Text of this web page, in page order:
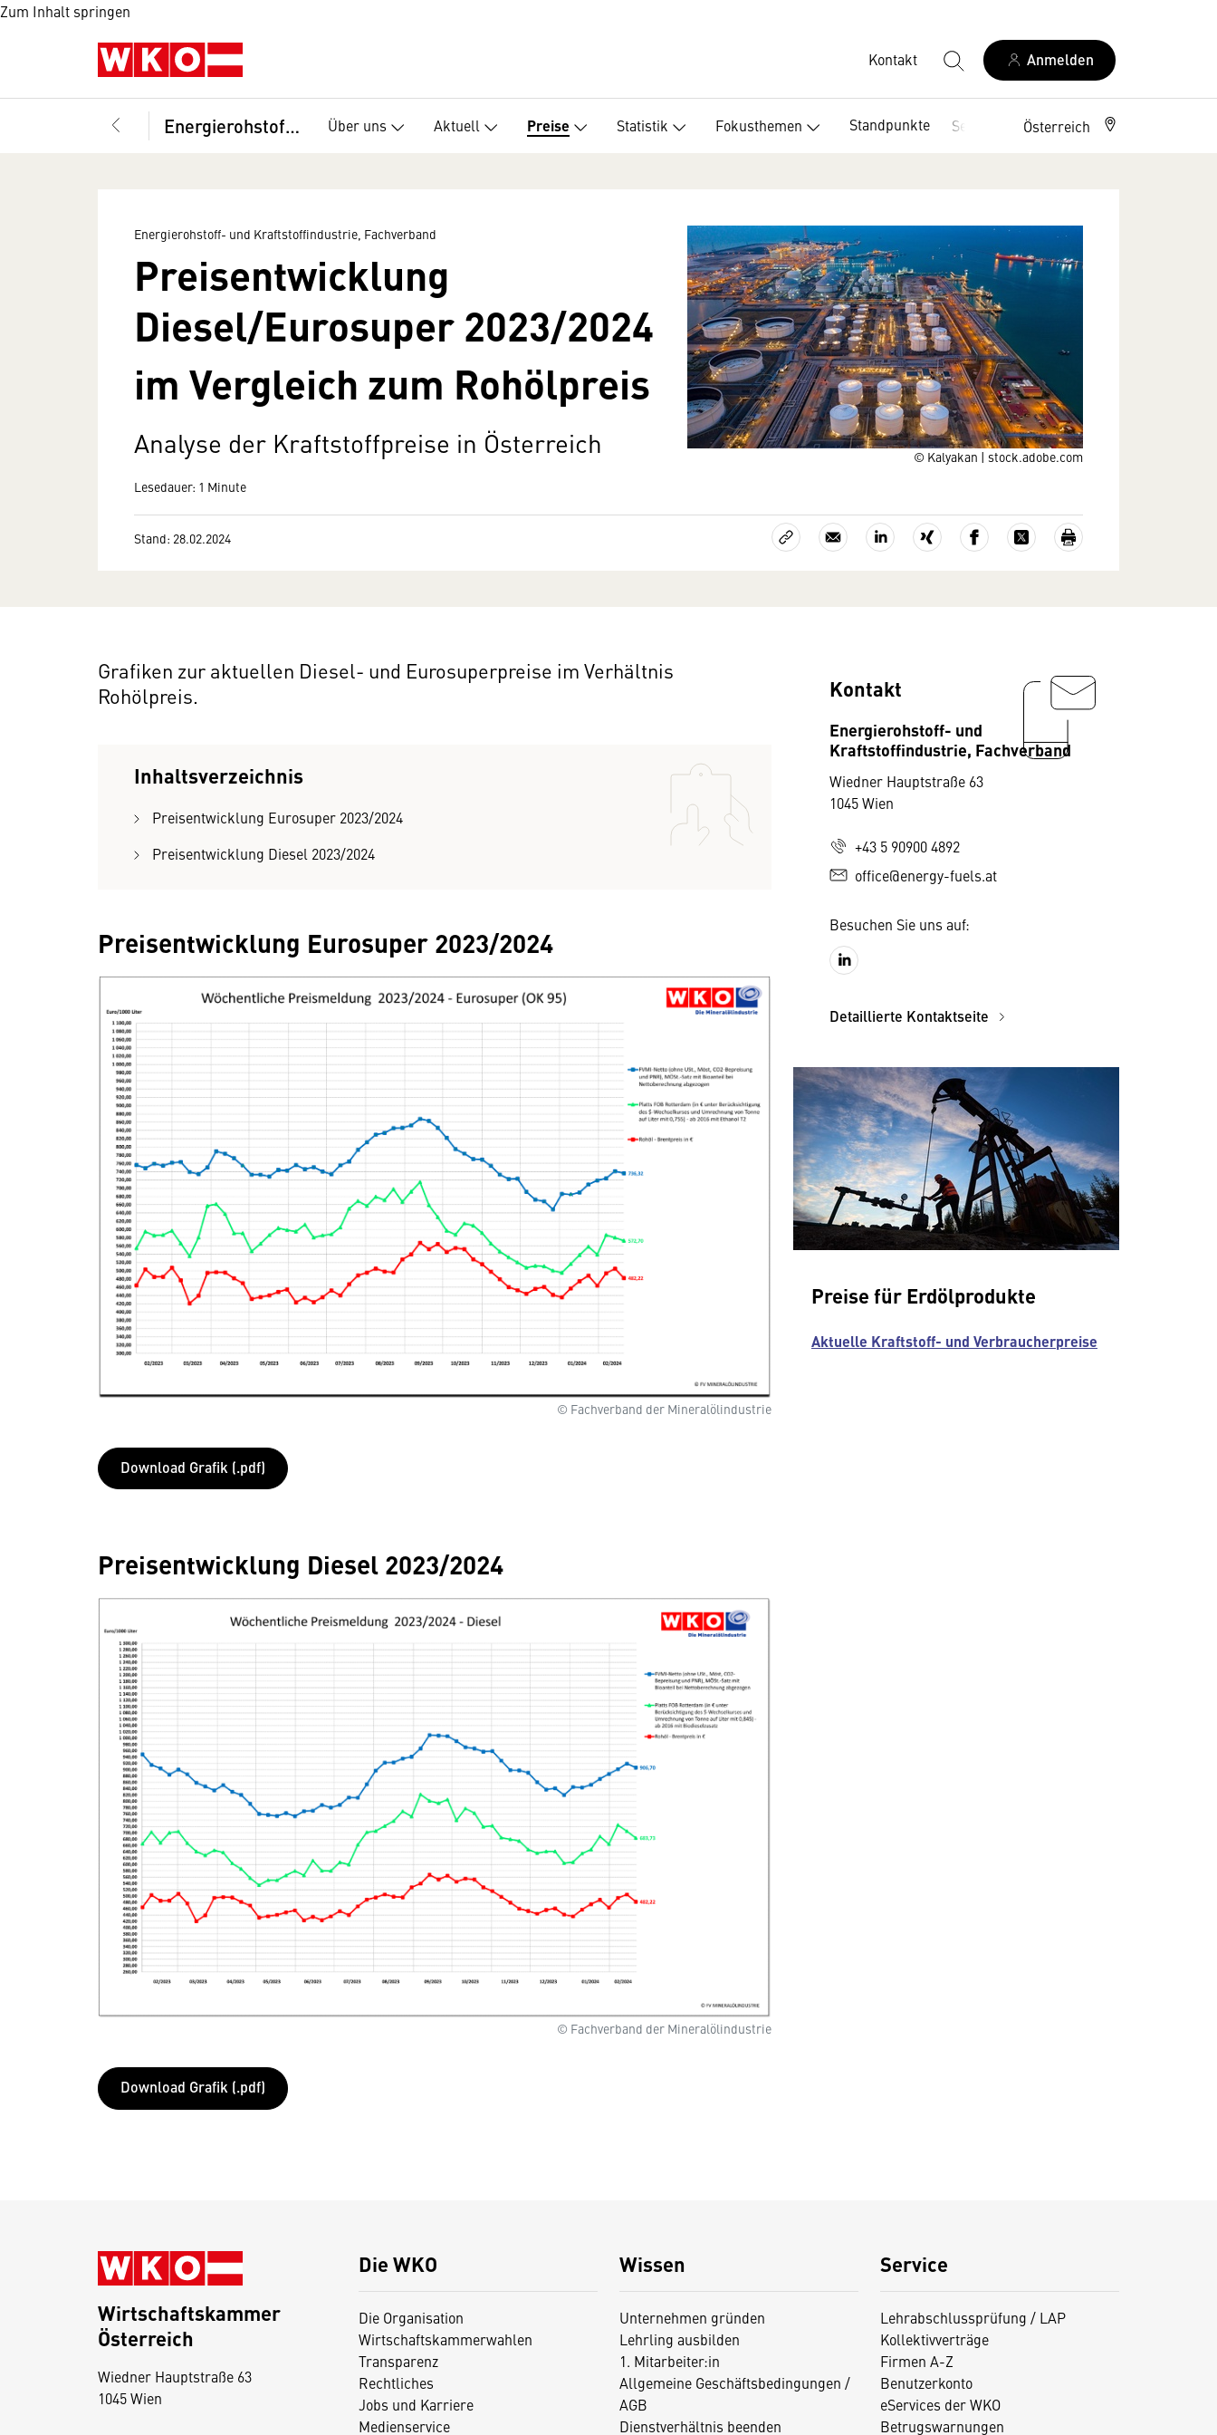
Zum Inhalt springen
Kontakt Anmelden
Energierohstoff- und Kraftstoffindustrie, Fachverband Über uns Aktuell Preise Statistik Fokusthemen Standpunkte Service Österreich
© Kalyakan | stock.adobe.com
Energierohstoff- und Kraftstoffindustrie, Fachverband
Preisentwicklung
Diesel/Eurosuper 2023/­2024
im Vergleich zum Rohölpreis
Analyse der Kraftstoffpreise in Österreich
Lesedauer: 1 Minute
Stand: 28.02.2024
Grafiken zur aktuellen Diesel- und Eurosuperpreise im Verhältnis
Rohölpreis.
Inhaltsverzeichnis
Preisentwicklung Eurosuper 2023/2024
Preisentwicklung Diesel 2023/2024
Preisentwicklung Eurosuper 2023/2024
© Fachverband der Mineralölindustrie
Download Grafik (.pdf)
Preisentwicklung Diesel 2023/2024
© Fachverband der Mineralölindustrie
Download Grafik (.pdf)
Kontakt
Energierohstoff- und
Kraftstoffindustrie, Fachverband
Wiedner Hauptstraße 63
1045 Wien
+43 5 90900 4892
office@energy-fuels.at
Besuchen Sie uns auf:
Detaillierte Kontaktseite
Preise für Erdölprodukte
Aktuelle Kraftstoff- und Verbraucherpreise
Die WKO
Die Organisation
Wirtschaftskammerwahlen
Transparenz
Rechtliches
Jobs und Karriere
Medienservice
Wissen
Unternehmen gründen
Lehrling ausbilden
1. Mitarbeiter:in
Allgemeine Geschäftsbedingungen /
AGB
Dienstverhältnis beenden
Service
Lehrabschlussprüfung / LAP
Kollektivverträge
Firmen A-Z
Benutzerkonto
eServices der WKO
Betrugswarnungen
Wirtschaftskammer
Österreich
Wiedner Hauptstraße 63
1045 Wien